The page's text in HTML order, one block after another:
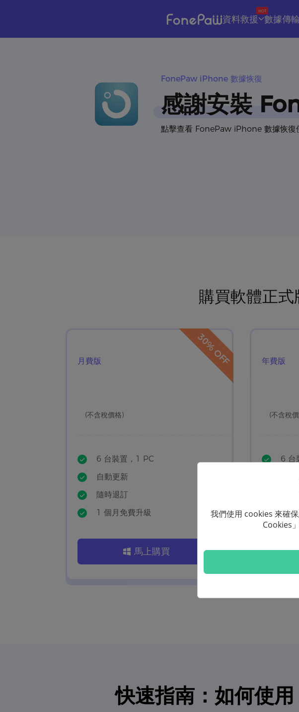
資料救援
HOT
數據傳
FonePaw iPhone 數據恢復
感謝安裝
點擊查看 FonePaw iPhone 數據恢復
購買軟體正式
30% OFF
月費版
(不含稅價格)
6 台裝置，1 PC
自動更新
隨時退訂
1 個月免費升級
馬上購買
年費版
(不含稅
6 台
隨
1 年
快速指南：如何使
我們使用 cookies 來確
Cookies